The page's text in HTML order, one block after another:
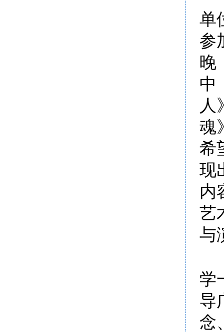
单
参
晚
中
人
魂
希
现
内
艺
与
学
导
念